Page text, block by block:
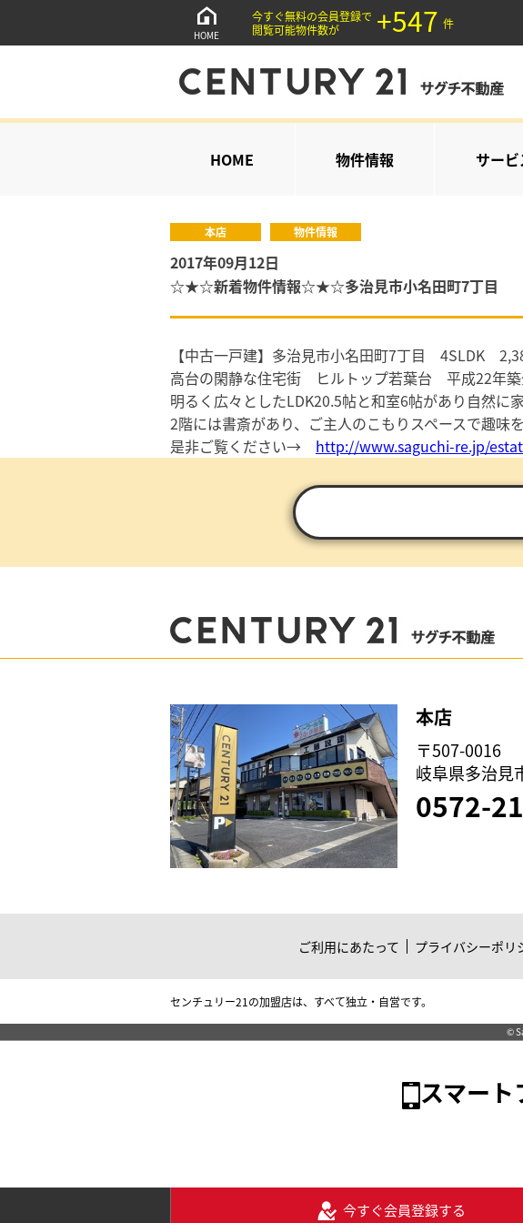
HOME
今すぐ無料の会員登録で
閲覧可能物件数が
+547 件
HOME 物件情報 サービ
本店 物件情報
2017年09月12日
☆★☆新着物件情報☆★☆多治見市小名田町7丁目
【中古一戸建】多治見市小名田町7丁目 4SLDK
高台の閑静な住宅街 ヒルトップ若葉台 平成22年築
明るく広々としたLDK20.5帖と和室6帖があり自然に
2階には書斎があり、ご主人のこもりスペースで趣味を
是非ご覧ください→ http://www.saguchi-re.jp/
本店
〒507-0016
岐阜県多治見
0572-
ご利用にあたって プライバシーポリ
センチュリー21の加盟店は、すべて独立・自営です。
©
スマー
今すぐ会員登録する